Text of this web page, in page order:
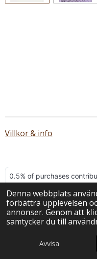
Denna webbplats
förbättra upplevelsen
annonser. Genom att
samtycker du till
Avvisa
Villkor & info
© 2025 - 2026 BERNA
Drivs avWebador